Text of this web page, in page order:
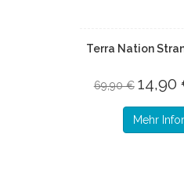
Terra Nation
69,90 € 14,90
Mehr